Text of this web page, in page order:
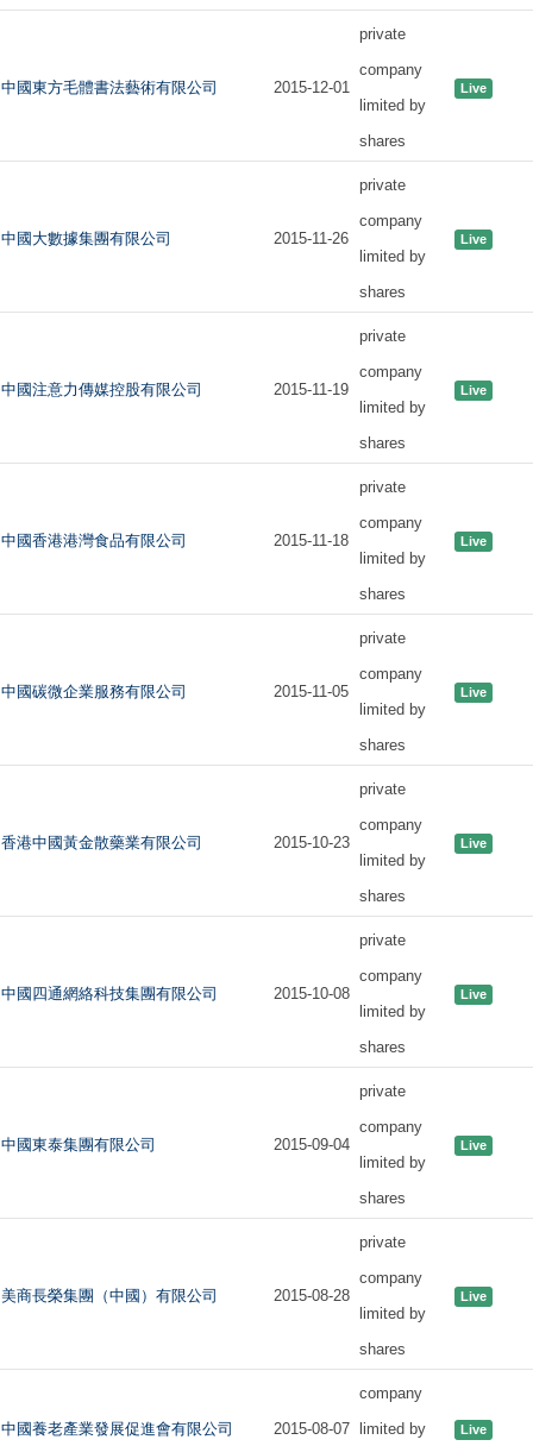
中國東方毛體書法藝術有限公司 2015-12-01
private
company
limited by
shares
Live
中國大數據集團有限公司 2015-11-26
private
company
limited by
shares
Live
中國注意力傳媒控股有限公司 2015-11-19
private
company
limited by
shares
Live
中國香港港灣食品有限公司 2015-11-18
private
company
limited by
shares
Live
中國碳微企業服務有限公司 2015-11-05
private
company
limited by
shares
Live
香港中國黃金散藥業有限公司 2015-10-23
private
company
limited by
shares
Live
中國四通網絡科技集團有限公司 2015-10-08
private
company
limited by
shares
Live
中國東泰集團有限公司 2015-09-04
private
company
limited by
shares
Live
美商長榮集團（中國）有限公司 2015-08-28
private
company
limited by
shares
Live
中國養老產業發展促進會有限公司 2015-08-07
company
limited by
Live